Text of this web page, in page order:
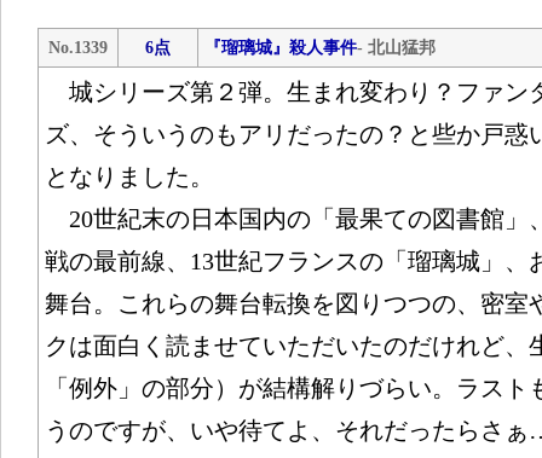
No.1339 6点 『瑠璃城』殺人事件- 北山猛邦
城シリーズ第２弾。生まれ変わり？ファン
ズ、そういうのもアリだったの？と些か戸惑
となりました。
20世紀末の日本国内の「最果ての図書館」
戦の最前線、13世紀フランスの「瑠璃城」、
舞台。これらの舞台転換を図りつつの、密室
クは面白く読ませていただいたのだけれど、
「例外」の部分）が結構解りづらい。ラス
うのですが、いや待てよ、それだったらさ